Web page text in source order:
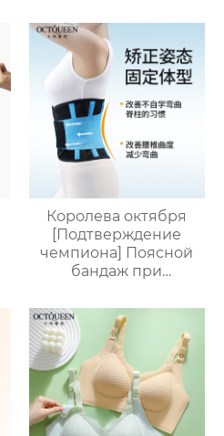
беременности с
осенью тонкий раздел
послеродовой
бюстгальтер грудного
вскармливания
Королева октября
[Подтверждение
чемпиона] Поясной
бандаж при
поясничного отдела
позвоночника, болях в
поясничном отделе и
поясничном поясе
для мужчин и
женщин.